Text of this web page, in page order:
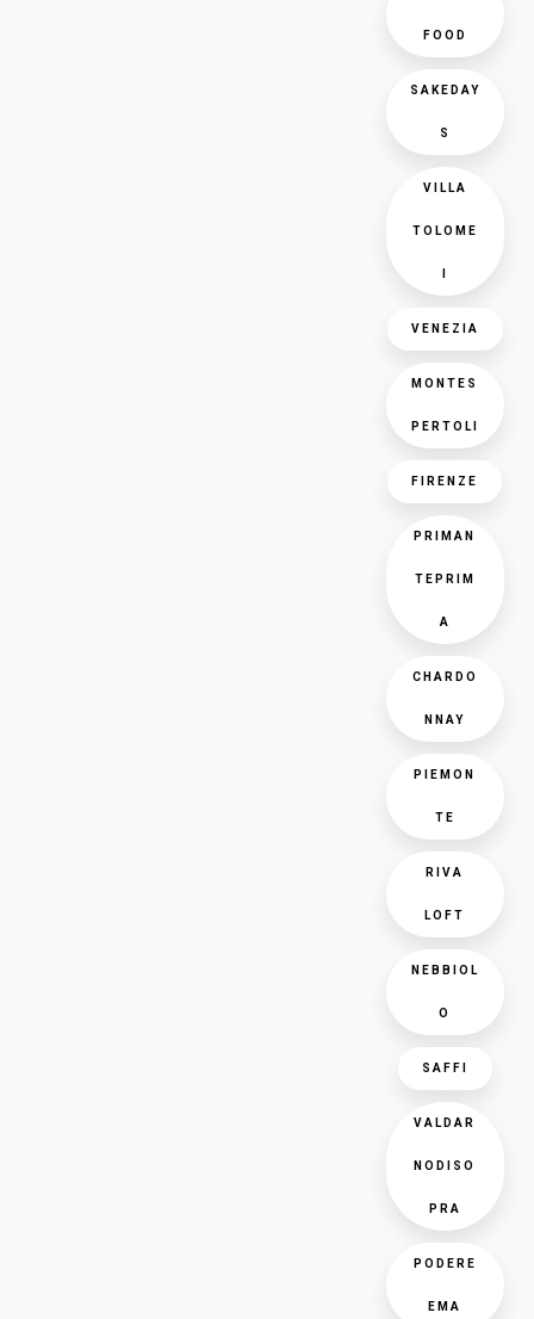
FOOD
SAKEDAY
S
VILLA
TOLOME
VENEZIA
MONTES
PERTOLI
FIRENZE
PRIMAN
TEPRIM
A
CHARDO
NNAY
PIEMON
TE
RIVA
LOFT
NEBBIOL
O
SAFFI
VALDAR
NODISO
PRA
PODERE
EMA